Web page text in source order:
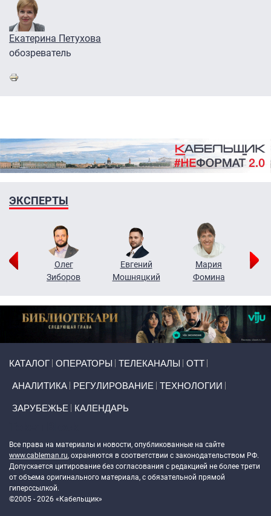
Екатерина Петухова
обозреватель
ЭКСПЕРТЫ
Олег
Зиборов
Евгений
Мошняцкий
Мария
Фомина
КАТАЛОГ ОПЕРАТОРЫ ТЕЛЕКАНАЛЫ ОТТ
АНАЛИТИКА РЕГУЛИРОВАНИЕ ТЕХНОЛОГИИ
ЗАРУБЕЖЬЕ КАЛЕНДАРЬ
Все права на материалы и новости, опубликованные на сайте
www.cableman.ru, охраняются в соответствии с законодательством РФ.
Допускается цитирование без согласования с редакцией не более трети
от объема оригинального материала, с обязательной прямой
гиперссылкой.
©2005 - 2026 «Кабельщик»